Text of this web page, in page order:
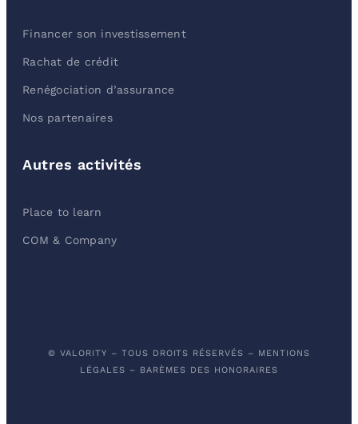
Financer son investissement
Rachat de crédit
Renégociation d’assurance
Nos partenaires
Autres activités
Place to learn
COM & Company
© VALORITY – TOUS DROITS RÉSERVÉS – MENTIONS
LÉGALES – BARÈMES DES HONORAIRES